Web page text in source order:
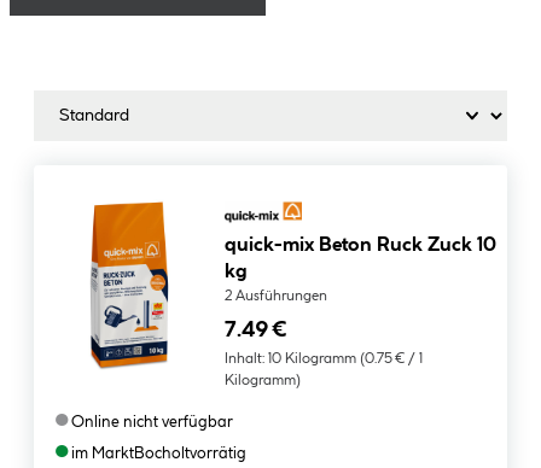
quick-mix Beton Ruck Zuck 10
kg
2 Ausführungen
7.49 €
Inhalt: 10 Kilogramm (0.75 € / 1
Kilogramm)
●Online nicht verfügbar
●im MarktBocholtvorrätig